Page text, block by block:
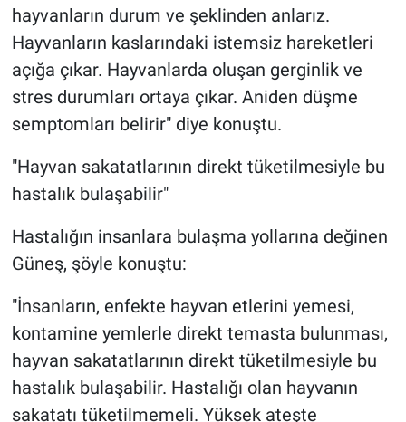
hayvanların durum ve şeklinden anlarız.
Hayvanların kaslarındaki istemsiz hareketleri
açığa çıkar. Hayvanlarda oluşan gerginlik ve
stres durumları ortaya çıkar. Aniden düşme
semptomları belirir" diye konuştu.
"Hayvan sakatatlarının direkt tüketilmesiyle bu
hastalık bulaşabilir"
Hastalığın insanlara bulaşma yollarına değinen
Güneş, şöyle konuştu:
"İnsanların, enfekte hayvan etlerini yemesi,
kontamine yemlerle direkt temasta bulunması,
hayvan sakatatlarının direkt tüketilmesiyle bu
hastalık bulaşabilir. Hastalığı olan hayvanın
sakatatı tüketilmemeli. Yüksek ateşte